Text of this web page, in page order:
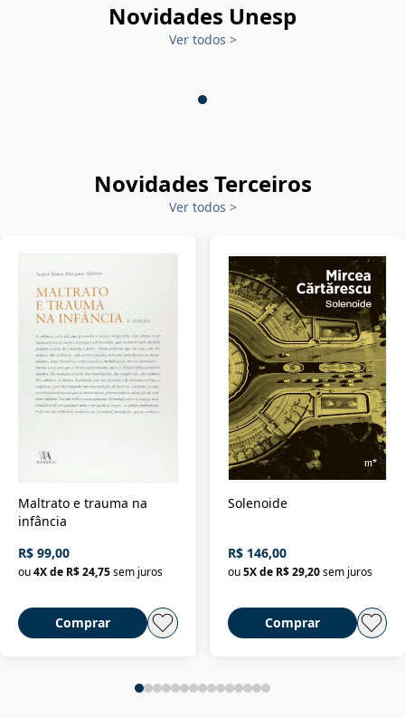
Novidades Unesp
Ver todos >
Novidades Terceiros
Ver todos >
Maltrato e trauma na
infância
R$ 99,00
ou4X de R$ 24,75sem juros
Comprar
Solenoide
R$ 146,00
ou 5X de R$ 29,20 sem juros
Comprar